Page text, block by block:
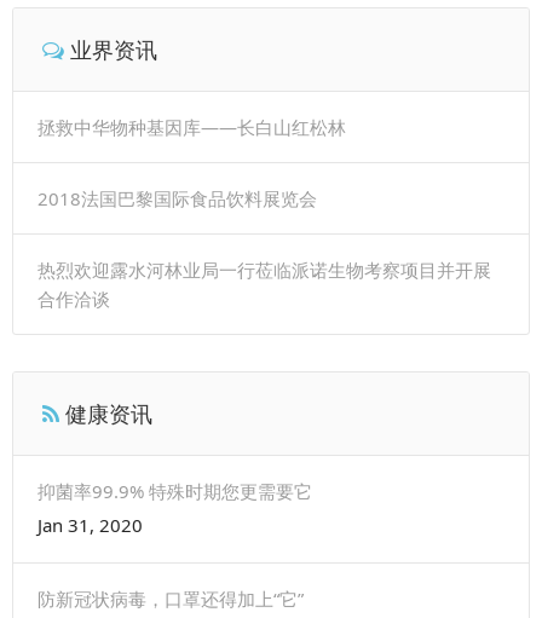
业界资讯
拯救中华物种基因库——长白山红松林
2018法国巴黎国际食品饮料展览会
热烈欢迎露水河林业局一行莅临派诺生物考察项目并开展
合作洽谈
健康资讯
抑菌率99.9% 特殊时期您更需要它
Jan 31, 2020
防新冠状病毒，口罩还得加上“它”